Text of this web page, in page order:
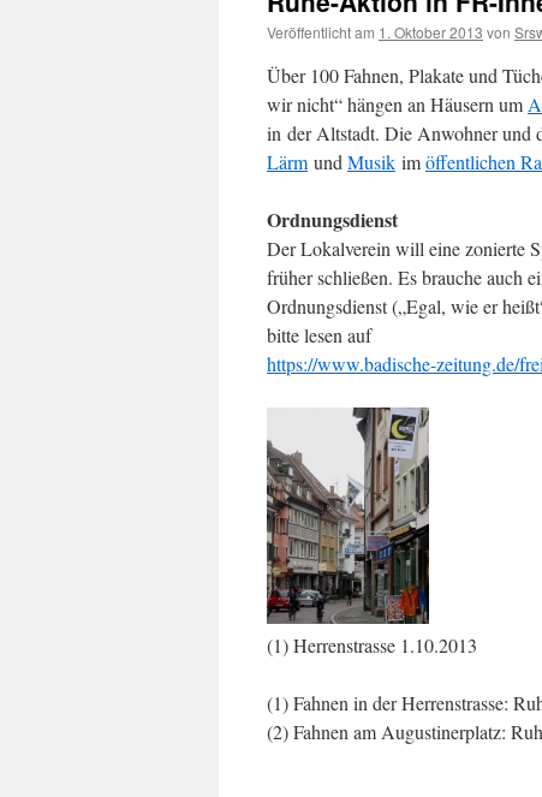
Veröffentlicht am 1. Oktober 2013 von
Über 100 Fahnen, Plakate und
wir nicht“ hängen an Häusern um
in der Altstadt. Die Anwohner und
Lärm und Musik imöffentlichen
Ordnungsdienst
Der Lokalverein will eine zonierte
früher schließen. Es brauche auch
Ordnungsdienst („Egal, wie er
bitte lesen auf
https://www.badische-zeitung.de/
(1) Herrenstrasse 1.10.2013
(1) Fahnen in der Herrenstrasse:
(2) Fahnen am Augustinerplatz: